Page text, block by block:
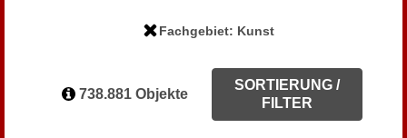
Fachgebiet: Kunst
738.881 Objekte
SORTIERUNG /
FILTER